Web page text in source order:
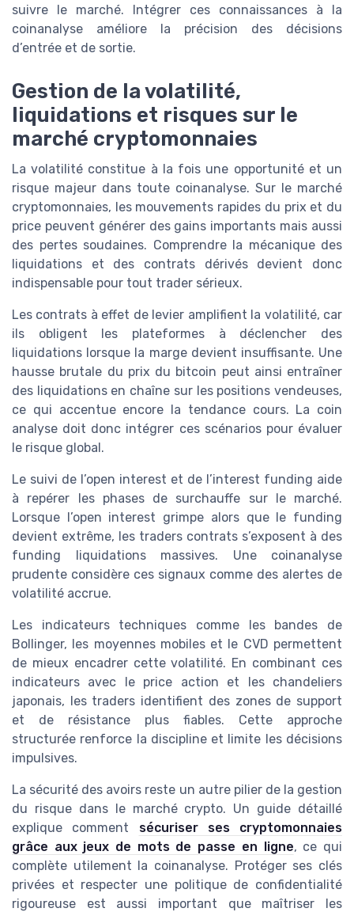
suivre le marché. Intégrer ces connaissances à la
coinanalyse améliore la précision des décisions
d’entrée et de sortie.
Gestion de la volatilité,
liquidations et risques sur le
marché cryptomonnaies
La volatilité constitue à la fois une opportunité et un
risque majeur dans toute coinanalyse. Sur le marché
cryptomonnaies, les mouvements rapides du prix et du
price peuvent générer des gains importants mais aussi
des pertes soudaines. Comprendre la mécanique des
liquidations et des contrats dérivés devient donc
indispensable pour tout trader sérieux.
Les contrats à effet de levier amplifient la volatilité, car
ils obligent les plateformes à déclencher des
liquidations lorsque la marge devient insuffisante. Une
hausse brutale du prix du bitcoin peut ainsi entraîner
des liquidations en chaîne sur les positions vendeuses,
ce qui accentue encore la tendance cours. La coin
analyse doit donc intégrer ces scénarios pour évaluer
le risque global.
Le suivi de l’open interest et de l’interest funding aide
à repérer les phases de surchauffe sur le marché.
Lorsque l’open interest grimpe alors que le funding
devient extrême, les traders contrats s’exposent à des
funding liquidations massives. Une coinanalyse
prudente considère ces signaux comme des alertes de
volatilité accrue.
Les indicateurs techniques comme les bandes de
Bollinger, les moyennes mobiles et le CVD permettent
de mieux encadrer cette volatilité. En combinant ces
indicateurs avec le price action et les chandeliers
japonais, les traders identifient des zones de support
et de résistance plus fiables. Cette approche
structurée renforce la discipline et limite les décisions
impulsives.
La sécurité des avoirs reste un autre pilier de la gestion
du risque dans le marché crypto. Un guide détaillé
explique comment sécuriser ses cryptomonnaies
grâce aux jeux de mots de passe en ligne, ce qui
complète utilement la coinanalyse. Protéger ses clés
privées et respecter une politique de confidentialité
rigoureuse est aussi important que maîtriser les